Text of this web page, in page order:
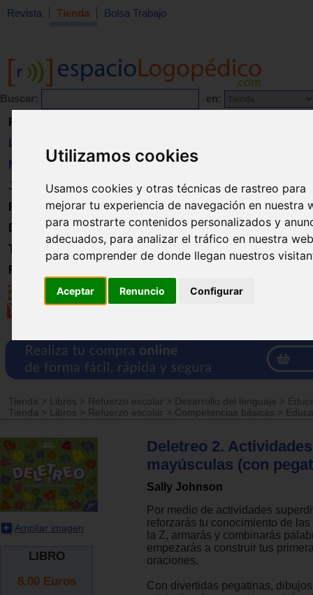
Utilizamos cookies
Usamos cookies y otras técnicas de rastreo para
mejorar tu experiencia de navegación en nuestra
para mostrarte contenidos personalizados y
adecuados, para analizar el tráfico en nuestra
para comprender de donde llegan nuestros
Aceptar Renuncio Configurar
Revista Tienda Bolsa Trabajo
Buscar: en:
Revista
Libros
Material
Juguetes
Formación
Directorio
Trabajo
Registro
Tienda > Libros > Refuerzo escolar > Desarrollo del lenguaje >
Tienda
> Libros > Refuerzo escolar > Competencias básicas >
Ampliar imagen
LIBRO
8.00 Euros
Deletreo 2.
mayúsculas (con
Sally Johnson
Por medio de actividades
reforzarás tu conocimiento de las
la Z, armarás y combinarás
empezarás a construir tus
oraciones.
Con divertidas pegatinas,